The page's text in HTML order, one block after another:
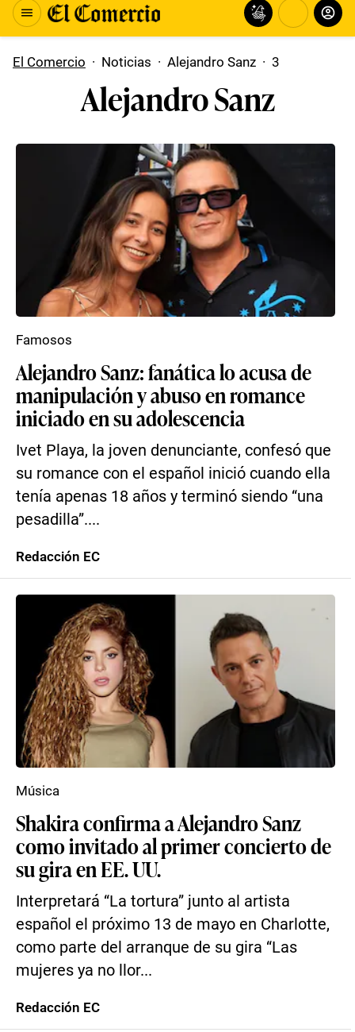
El Comercio · Noticias · Alejandro Sanz · 3
Alejandro Sanz
Alejandro Sanz: fanática lo acusa de
manipulación y abuso en romance
iniciado en su adolescencia
Ivet Playa, la joven denunciante, confesó que
su romance con el español inició cuando ella
tenía apenas 18 años y terminó siendo “una
pesadilla”....
Famosos
Redacción EC
Shakira confirma a Alejandro Sanz
como invitado al primer concierto de
su gira en EE. UU.
Interpretará “La tortura” junto al artista
español el próximo 13 de mayo en Charlotte,
como parte del arranque de su gira “Las
mujeres ya no llor...
Música
Redacción EC